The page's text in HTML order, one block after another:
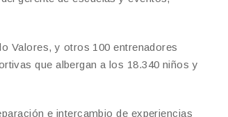
Valores, y otros 100 entrenadores
que albergan a los 18.340 niños y
e intercambio de experiencias